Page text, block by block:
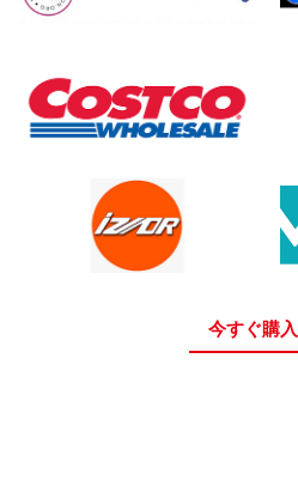
今すぐ購入